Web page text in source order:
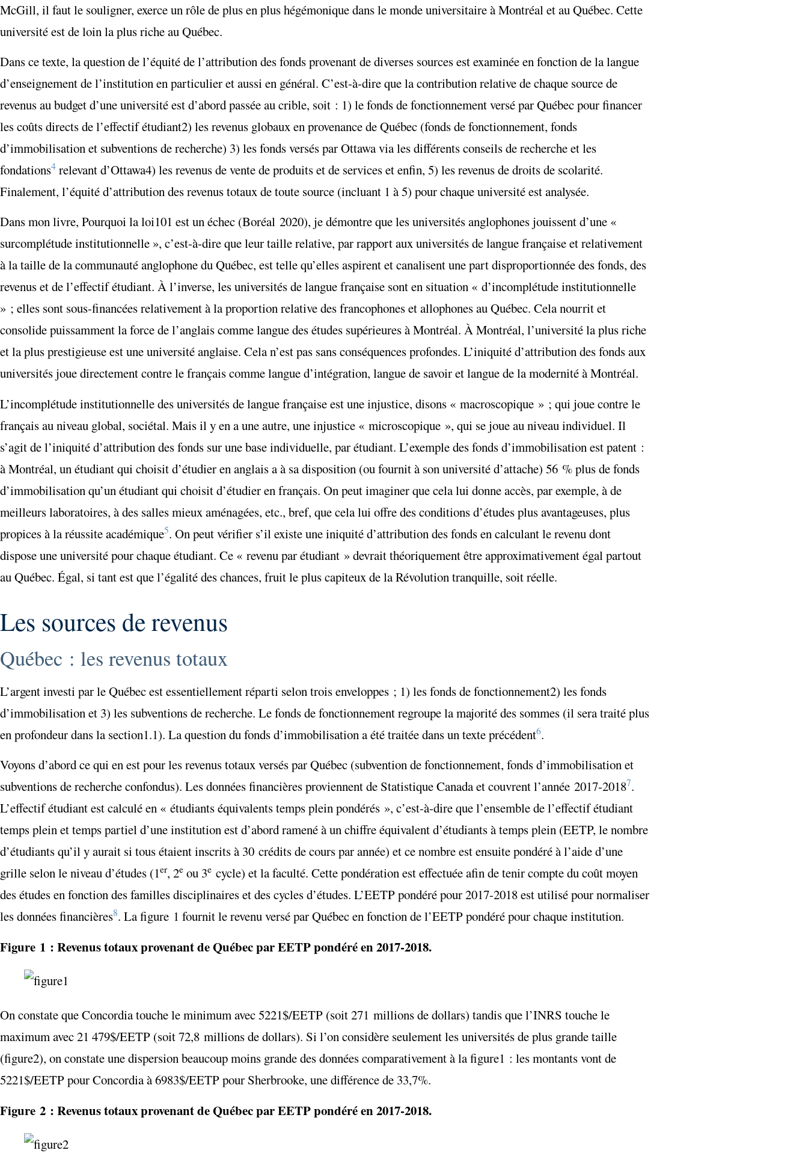
McGill, il faut le souligner, exerce un rôle de plus en plus hégémonique dans le monde universitaire à Montréal et au Québec. Cette
université est de loin la plus riche au Québec.
Dans ce texte, la question de l’équité de l’attribution des fonds provenant de diverses sources est examinée en fonction de la langue
d’enseignement de l’institution en particulier et aussi en général. C’est-à-dire que la contribution relative de chaque source de
revenus au budget d’une université est d’abord passée au crible, soit : 1) le fonds de fonctionnement versé par Québec pour financer
les coûts directs de l’effectif étudiant2) les revenus globaux en provenance de Québec (fonds de fonctionnement, fonds
d’immobilisation et subventions de recherche) 3) les fonds versés par Ottawa via les différents conseils de recherche et les
fondations4 relevant d’Ottawa4) les revenus de vente de produits et de services et enfin, 5) les revenus de droits de scolarité.
Finalement, l’équité d’attribution des revenus totaux de toute source (incluant 1 à 5) pour chaque université est analysée.
Dans mon livre, Pourquoi la loi101 est un échec (Boréal 2020), je démontre que les universités anglophones jouissent d’une «
surcomplétude institutionnelle », c’est-à-dire que leur taille relative, par rapport aux universités de langue française et relativement
à la taille de la communauté anglophone du Québec, est telle qu’elles aspirent et canalisent une part disproportionnée des fonds, des
revenus et de l’effectif étudiant. À l’inverse, les universités de langue française sont en situation « d’incomplétude institutionnelle
» ; elles sont sous-financées relativement à la proportion relative des francophones et allophones au Québec. Cela nourrit et
consolide puissamment la force de l’anglais comme langue des études supérieures à Montréal. ÀMontréal, l’université la plus riche
et la plus prestigieuse est une université anglaise. Cela n’est pas sans conséquences profondes. L’iniquité d’attribution des fonds aux
universités joue directement contre le français comme langue d’intégration, langue de savoir et langue de la modernité à Montréal.
L’incomplétude institutionnelle des universités de langue française est une injustice, disons « macroscopique » ; qui joue contre le
français au niveau global, sociétal. Mais il y en a une autre, une injustice « microscopique », qui se joue au niveau individuel. Il
s’agit de l’iniquité d’attribution des fonds sur une base individuelle, par étudiant. L’exemple des fonds d’immobilisation est patent :
à Montréal, un étudiant qui choisit d’étudier en anglais a à sa disposition (ou fournit à son université d’attache) 56 % plus de fonds
d’immobilisation qu’un étudiant qui choisit d’étudier en français. On peut imaginer que cela lui donne accès, par exemple, à de
meilleurs laboratoires, à des salles mieux aménagées, etc., bref, que cela lui offre des conditions d’études plus avantageuses, plus
propices à la réussite académique5. On peut vérifier s’il existe une iniquité d’attribution des fonds en calculant le revenu dont
dispose une université pour chaque étudiant. Ce « revenu par étudiant » devrait théoriquement être approximativement égal partout
au Québec. Égal, si tant est que l’égalité des chances, fruit le plus capiteux de la Révolution tranquille, soit réelle.
Les sources de revenus
Québec : les revenus totaux
L’argent investi par le Québec est essentiellement réparti selon trois enveloppes ; 1) les fonds de fonctionnement2) les fonds
d’immobilisation et 3) les subventions de recherche. Le fonds de fonctionnement regroupe la majorité des sommes (il sera traité plus
en profondeur dans la section1.1). La question du fonds d’immobilisation a été traitée dans un texte précédent6.
Voyons d’abord ce qui en est pour les revenus totaux versés par Québec (subvention de fonctionnement, fonds d’immobilisation et
subventions de recherche confondus). Les données financières proviennent de Statistique Canada et couvrent l’année 2017-20187.
L’effectif étudiant est calculé en « étudiants équivalents temps plein pondérés », c’est-à-dire que l’ensemble de l’effectif étudiant
temps plein et temps partiel d’une institution est d’abord ramené à un chiffre équivalent d’étudiants à temps plein (EETP, le nombre
d’étudiants qu’il y aurait si tous étaient inscrits à 30 crédits de cours par année) et ce nombre est ensuite pondéré à l’aide d’une
grille selon le niveau d’études (1er, 2e ou 3e cycle) et la faculté. Cette pondération est effectuée afin de tenir compte du coût moyen
des études en fonction des familles disciplinaires et des cycles d’études. L’EETP pondéré pour 2017-2018 est utilisé pour normaliser
les données financières8. La figure 1 fournit le revenu versé par Québec en fonction de l’EETP pondéré pour chaque institution.
Figure 1 : Revenus totaux provenant de Québec par EETP pondéré en 2017-2018.
On constate que Concordia touche le minimum avec 5221$/EETP (soit 271 millions de dollars) tandis que l’INRS touche le
maximum avec 21 479$/EETP (soit 72,8 millions de dollars). Si l’on considère seulement les universités de plus grande taille
(figure2), on constate une dispersion beaucoup moins grande des données comparativement à la figure1 : les montants vont de
5221$/EETP pour Concordia à 6983$/EETP pour Sherbrooke, une différence de 33,7%.
Figure 2 : Revenus totaux provenant de Québec par EETP pondéré en 2017-2018.